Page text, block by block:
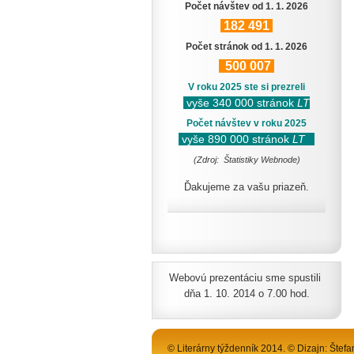
Počet návštev od 1. 1. 2026
182 491
Počet stránok od 1. 1. 2026
500 007
V roku 2025 ste si prezreli
vyše 340 000 stránok LT
Počet návštev v roku 2025
vyše 890 000 stránok LT
(Zdroj: Štatistiky Webnode)
Ďakujeme za vašu priazeň.
Webovú prezentáciu sme spustili
dňa 1. 10. 2014 o 7.00 hod.
© Literárny týždenník 2014. © Dizajn: